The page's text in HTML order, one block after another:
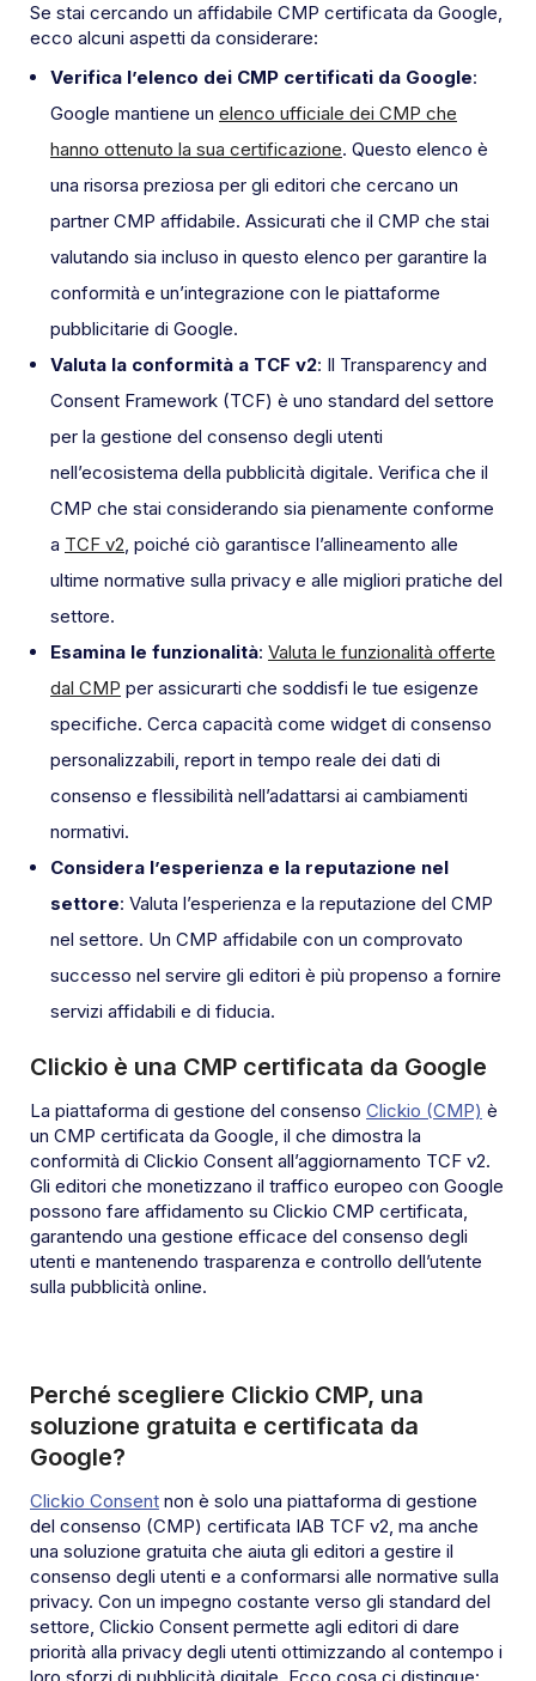
Se stai cercando un affidabile CMP certificata da Google,
ecco alcuni aspetti da considerare:
Verifica l’elenco dei CMP certificati da Google:
Google mantiene un elenco ufficiale dei CMP che
hanno ottenuto la sua certificazione. Questo elenco è
una risorsa preziosa per gli editori che cercano un
partner CMP affidabile. Assicurati che il CMP che stai
valutando sia incluso in questo elenco per garantire la
conformità e un’integrazione con le piattaforme
pubblicitarie di Google.
Valuta la conformità a TCF v2: Il Transparency and
Consent Framework (TCF) è uno standard del settore
per la gestione del consenso degli utenti
nell’ecosistema della pubblicità digitale. Verifica che il
CMP che stai considerando sia pienamente conforme
a TCF v2, poiché ciò garantisce l’allineamento alle
ultime normative sulla privacy e alle migliori pratiche del
settore.
Esamina le funzionalità: Valuta le funzionalità offerte
dal CMP per assicurarti che soddisfi le tue esigenze
specifiche. Cerca capacità come widget di consenso
personalizzabili, report in tempo reale dei dati di
consenso e flessibilità nell’adattarsi ai cambiamenti
normativi.
Considera l’esperienza e la reputazione nel
settore: Valuta l’esperienza e la reputazione del CMP
nel settore. Un CMP affidabile con un comprovato
successo nel servire gli editori è più propenso a fornire
servizi affidabili e di fiducia.
Clickio è una CMP certificata da Google
La piattaforma di gestione del consenso Clickio (CMP) è
un CMP certificata da Google, il che dimostra la
conformità di Clickio Consent all’aggiornamento TCF v2.
Gli editori che monetizzano il traffico europeo con Google
possono fare affidamento su Clickio CMP certificata,
garantendo una gestione efficace del consenso degli
utenti e mantenendo trasparenza e controllo dell’utente
sulla pubblicità online.
Perché scegliere Clickio CMP, una
soluzione gratuita e certificata da
Google?
Clickio Consent non è solo una piattaforma di gestione
del consenso (CMP) certificata IAB TCF v2, ma anche
una soluzione gratuita che aiuta gli editori a gestire il
consenso degli utenti e a conformarsi alle normative sulla
privacy. Con un impegno costante verso gli standard del
settore, Clickio Consent permette agli editori di dare
priorità alla privacy degli utenti ottimizzando al contempo i